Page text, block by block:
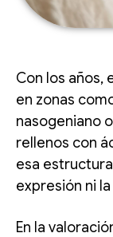
Con los años,
en zonas
nasogeniano
rellenos con
esa
expresión ni
En la